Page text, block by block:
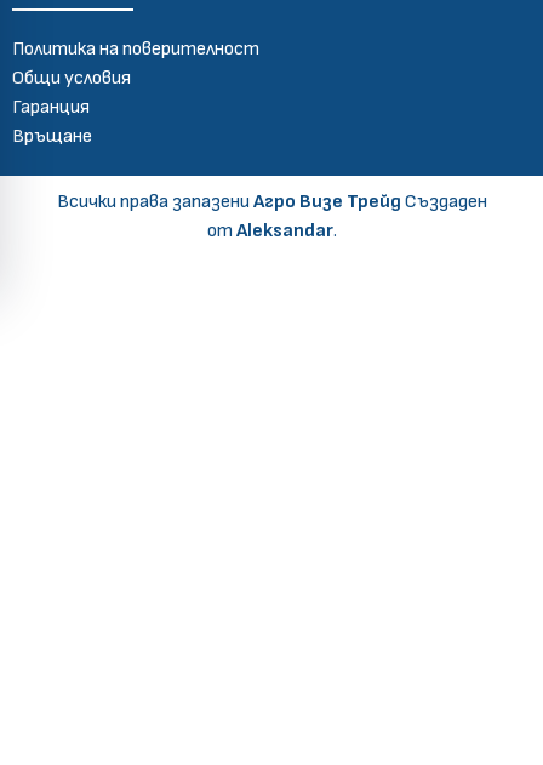
Политика на поверителност
Общи условия
Гаранция
Връщане
Всички права запазениАгро Визе Трейд Създаден
от Aleksandar.